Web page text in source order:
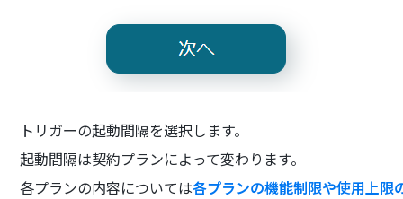
トリガーの起動間隔を選択します。
起動間隔は契約プランによって変わります。
各プランの内容については各プランの機能制限や使用上